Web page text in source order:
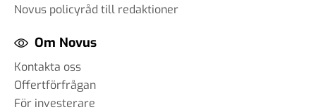
Novus policyråd till redaktioner
Om Novus
Kontakta oss
Offertförfrågan
För investerare